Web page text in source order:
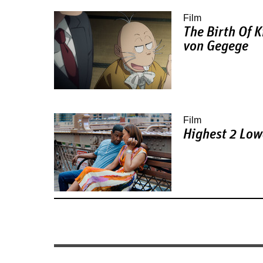
Film
The Birth Of
von Gegege
Film
Highest 2